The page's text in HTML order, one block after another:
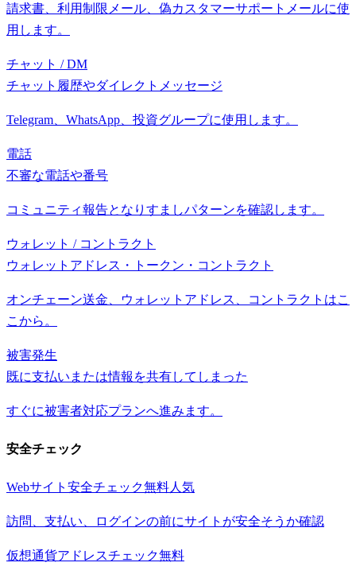
請求書、利用制限メール、偽カスタマーサポートメールに使
用します。
チャット / DM
チャット履歴やダイレクトメッセージ
Telegram、WhatsApp、投資グループに使用します。
電話
不審な電話や番号
コミュニティ報告となりすましパターンを確認します。
ウォレット / コントラクト
ウォレットアドレス・トークン・コントラクト
オンチェーン送金、ウォレットアドレス、コントラクトはこ
こから。
被害発生
既に支払いまたは情報を共有してしまった
すぐに被害者対応プランへ進みます。
安全チェック
Webサイト安全チェック無料人気
訪問、支払い、ログインの前にサイトが安全そうか確認
仮想通貨アドレスチェック無料